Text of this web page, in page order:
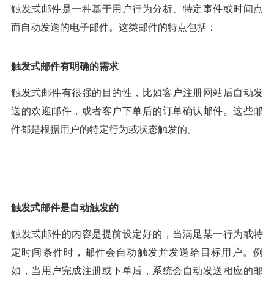
触发式邮件是一种基于用户行为分析、特定事件或时间点
而自动发送的电子邮件。这类邮件的特点包括：
触发式邮件有明确的需求
触发式邮件有很强的目的性，比如客户注册网站后自动发
送的欢迎邮件，或者客户下单后的订单确认邮件。这些邮
件都是根据用户的特定行为或状态触发的。
触发式邮件是自动触发的
触发式邮件的内容是提前设定好的，当满足某一行为或特
定时间条件时，邮件会自动触发并发送给目标用户。例
如，当用户完成注册或下单后，系统会自动发送相应的邮